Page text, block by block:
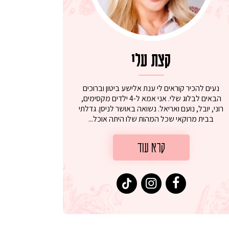
קצת עלי
נעים להכיר קוראים לי ענת אלישע ביטון וברוכים
הבאים לבלוג שלי. אני אמא ל-4 ילדים מקסימים,
רוני, יובל, נועם ואריאל. נשואה באושר לניסן. גדלתי
בבית מרוקאי שכל המהות שלו היתה אוכל...
קרא עוד